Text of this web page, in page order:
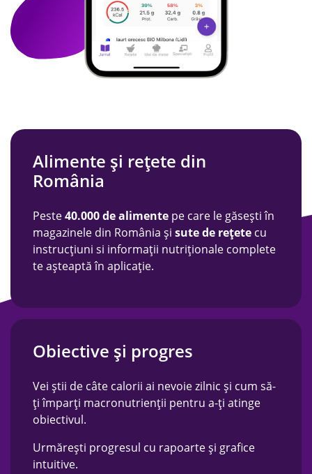
Alimente și rețete din
România
Peste40.000 de alimente pe care le găsești în
magazinele din România și sute de rețete cu
instrucțiuni si informații nutriționale complete
te așteaptă în aplicație.
Obiective și progres
Vei știi de câte calorii ai nevoie zilnic și cum să-
ți împarți macronutrienții pentru a-ți atinge
obiectivul.
Urmărești progresul cu rapoarte și grafice
intuitive.